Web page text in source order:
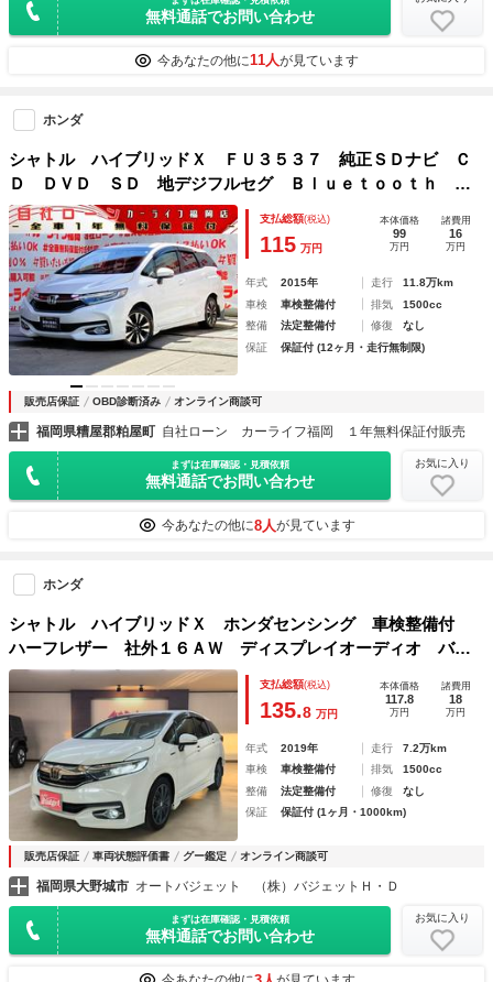
無料通話でお問い合わせ
今あなたの他に11人が見ています
ホンダ
シャトル ハイブリッドＸ ＦＵ３５３７ 純正ＳＤナビ Ｃ
Ｄ ＤＶＤ ＳＤ 地デジフルセグ Ｂｌｕｅｔｏｏｔｈ ハ
ンズフリー バックカメラ ビルトインＥＴＣ 革巻ハンド
ル ステアリングスイッチ クルーズコントロール パドルシ
フト
支払総額(税込)
115 万円
本体価格
99
万円
諸費用
16
万円
年式 2015年 走行
11.8万km
車検
車検整備付 排気
1500cc
整備
法定整備付 修復
なし
保証
保証付 (12ヶ月・走行無制限)
販売店保証 OBD診断済み オンライン商談可
福岡県糟屋郡粕屋町 自社ローン カーライフ福岡 １年無料保証付販売
まずは在庫確認・見積依頼
無料通話でお問い合わせ
お気に入り
今あなたの他に8人が見ています
ホンダ
シャトル ハイブリッドＸ ホンダセンシング 車検整備付
ハーフレザー 社外１６ＡＷ ディスプレイオーディオ バッ
クカメラ ＴＶ 衝突軽減ブレーキ アクセル踏み違い防止
レーンアシスト 横滑り防止機能 盗難防止システム 取説整
備手帳 スペアキー
支払総額(税込)
135.8 万円
本体価格
117.8
万円
諸費用
18
万円
年式 2019年 走行
7.2万km
車検
車検整備付 排気
1500cc
整備
法定整備付 修復
なし
保証
保証付 (1ヶ月・1000km)
販売店保証 車両状態評価書 グー鑑定 オンライン商談可
福岡県大野城市 オートバジェット （株）バジェットＨ・Ｄ
まずは在庫確認・見積依頼
無料通話でお問い合わせ
お気に入り